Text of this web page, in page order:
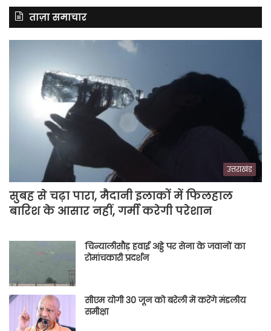
ताज़ा समाचार
उत्तराखंड
सुबह से चढ़ा पारा, मैदानी इलाकों में फिलहाल
बारिश के आसार नहीं, गर्मी करेगी परेशान
चिन्यालीसौड़ हवाई अड्डे पर सेना के जवानों का
रोमांचकारी प्रदर्शन
सीएम योगी 30 जून को बरेली में करेंगे मंडलीय
समीक्षा